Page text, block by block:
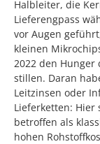
Halbleiter, die
Lieferengpass
vor Augen
kleinen
2022 den Hunger
stillen. Daran
Leitzinsen oder
Lieferketten: Hier
betroffen als
hohen